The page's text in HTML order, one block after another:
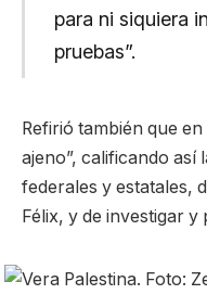
para ni siquiera
pruebas”.
Refirió también que en
ajeno”, calificando así
federales y estatales,
Félix, y de investigar